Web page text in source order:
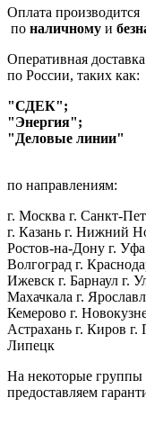
Оплата производится
по наличному и
Оперативная
по России, таких как:
"СДЕК";
"Энергия";
"Деловые линии"
по направлениям:
г. Москва г. Санкт-
г. Казань г. Нижний
Ростов-на-Дону г.
Волгоград г.
Ижевск г. Барнаул г.
Махачкала г.
Кемерово г.
Астрахань г. Киров г.
Липецк
На некоторые группы
предоставляем